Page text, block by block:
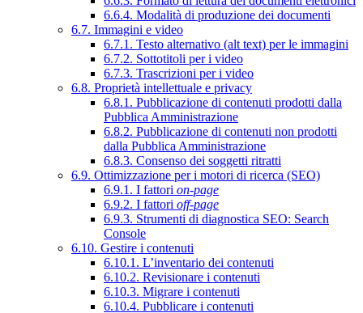
6.6.4. Modalità di produzione dei documenti
6.7. Immagini e video
6.7.1. Testo alternativo (alt text) per le immagini
6.7.2. Sottotitoli per i video
6.7.3. Trascrizioni per i video
6.8. Proprietà intellettuale e privacy
6.8.1. Pubblicazione di contenuti prodotti dalla
Pubblica Amministrazione
6.8.2. Pubblicazione di contenuti non prodotti
dalla Pubblica Amministrazione
6.8.3. Consenso dei soggetti ritratti
6.9. Ottimizzazione per i motori di ricerca (SEO)
6.9.1. I fattori on-page
6.9.2. I fattori off-page
6.9.3. Strumenti di diagnostica SEO: Search
Console
6.10. Gestire i contenuti
6.10.1. L’inventario dei contenuti
6.10.2. Revisionare i contenuti
6.10.3. Migrare i contenuti
6.10.4. Pubblicare i contenuti